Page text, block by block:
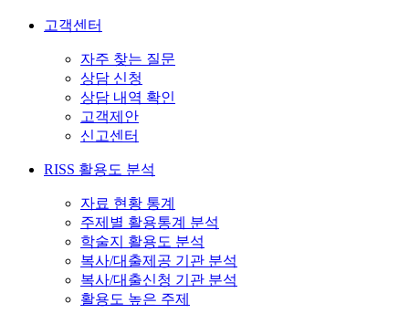
고객센터
자주 찾는 질문
상담 신청
상담 내역 확인
고객제안
신고센터
RISS 활용도 분석
자료 현황 통계
주제별 활용통계 분석
학술지 활용도 분석
복사/대출제공 기관 분석
복사/대출신청 기관 분석
활용도 높은 주제